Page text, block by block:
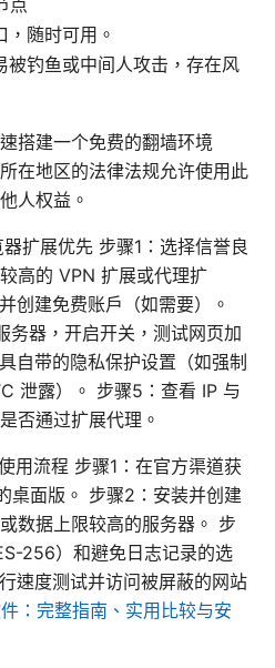
随时可用。
被钓鱼或中间人攻击，存在风
搭建一个免费的翻墙环境
在地区的法律法规允许使用此
人权益。
扩展优先 步骤1：选择信誉良
高的 VPN 扩展或代理扩
创建免费账户（如需要）。
务器，开启开关，测试网页加
自带的隐私保护设置（如强制
泄露）。 步骤5：查看 IP 与
否通过扩展代理。
用流程 步骤1：在官方渠道获
桌面版。 步骤2：安装并创建
数据上限较高的服务器。 步
256）和避免日志记录的选
速度测试并访问被屏蔽的网站
：完整指南、实用比较与安